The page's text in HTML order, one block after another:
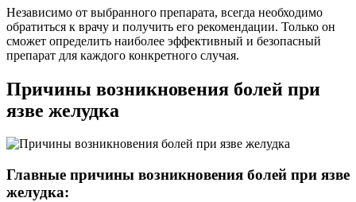
Независимо от выбранного препарата, всегда необходимо
обратиться к врачу и получить его рекомендации. Только он
сможет определить наиболее эффективный и безопасный
препарат для каждого конкретного случая.
Причины возникновения болей при
язве желудка
Главные причины возникновения болей при язве
желудка: